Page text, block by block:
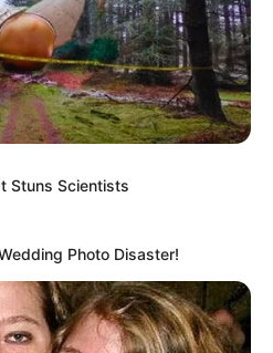
Stuns Scientists
Photo Disaster!